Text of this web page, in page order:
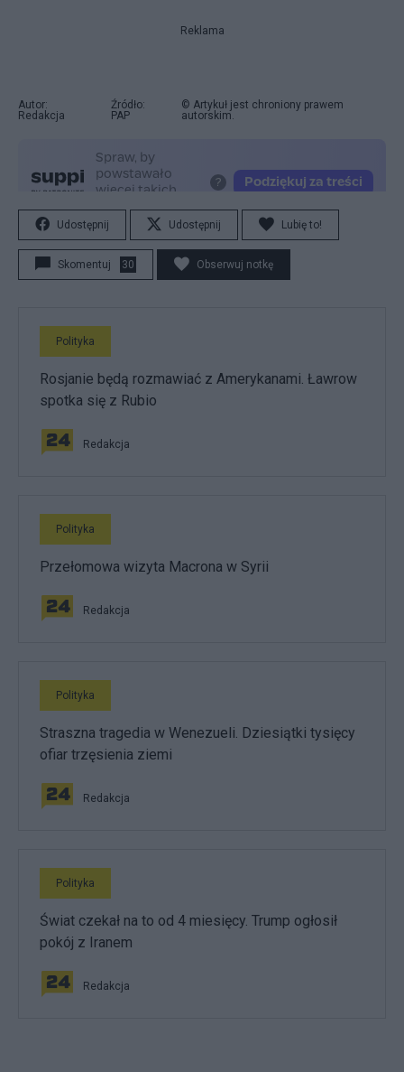
Reklama
Autor:
Redakcja
Źródło:
PAP
© Artykuł jest chroniony prawem
autorskim.
Udostępnij Udostępnij Lubię to!
Skomentuj 30 Obserwuj notkę
Polityka
Rosjanie będą rozmawiać z Amerykanami. Ławrow
spotka się z Rubio
Redakcja
Polityka
Przełomowa wizyta Macrona w Syrii
Redakcja
Polityka
Straszna tragedia w Wenezueli. Dziesiątki tysięcy
ofiar trzęsienia ziemi
Redakcja
Polityka
Świat czekał na to od 4 miesięcy. Trump ogłosił
pokój z Iranem
Redakcja